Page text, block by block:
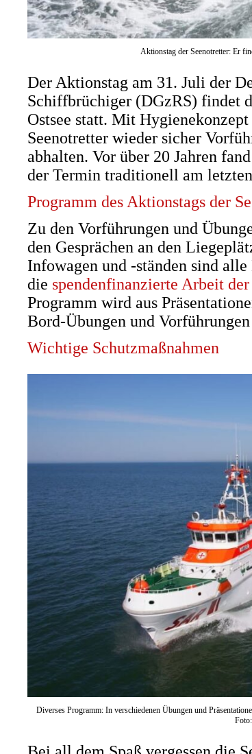
Aktionstag der Seenotretter: Er
Der Aktionstag am 31. Juli der
Schiffbrüchiger (DGzRS) findet
Ostsee statt. Mit
Seenotretter wieder sicher
abhalten. Vor über 20 Jahren
der Termin traditionell am
Programm des Aktionstags der
Zu den Vorführungen und
den Gesprächen an den
Infowagen und -ständen sind
die spendenfinanzierte Arbeit
Programm wird aus
Bord-Übungen und
Wichtige Schutzmaßnahmen
Diverses Programm: In verschiedenen Übungen und